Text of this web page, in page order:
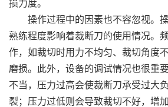
损力度。
操作过程中的因素也不容忽视。
熟练程度影响着裁断刀的使用情况。
作，如裁切时用力不均匀、裁切角度
磨损。此外，设备的调试情况也很重
不当，压力过高会使裁断刀承受过大
裂；压力过低则会导致裁切不好，增